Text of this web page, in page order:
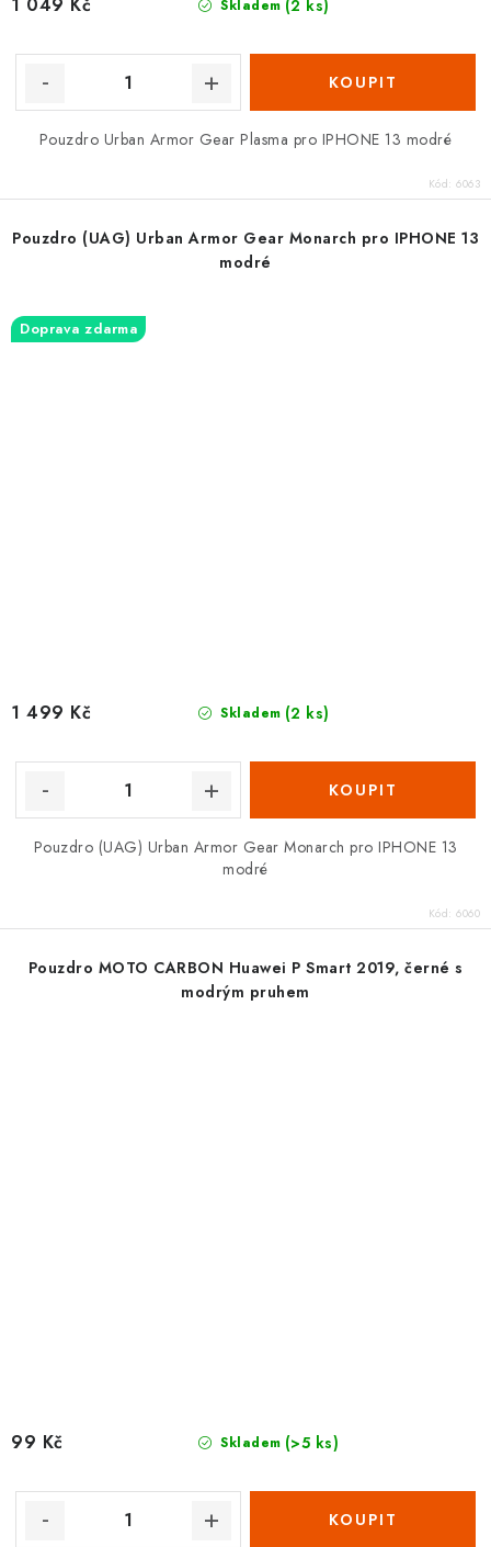
Skladem (2 ks)
Pouzdro Urban Armor Gear Plasma pro IPHONE 13 modré
Kód: 6063
Pouzdro (UAG) Urban Armor Gear Monarch pro IPHONE 13
modré
Doprava zdarma
Skladem (2 ks)
1 499 Kč
Pouzdro (UAG) Urban Armor Gear Monarch pro IPHONE 13
modré
Kód: 6060
Pouzdro MOTO CARBON Huawei P Smart 2019, černé s
modrým pruhem
Skladem (>5 ks)
99 Kč